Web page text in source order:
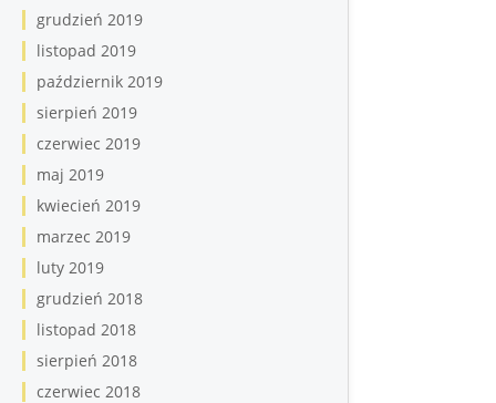
grudzień 2019
listopad 2019
październik 2019
sierpień 2019
czerwiec 2019
maj 2019
kwiecień 2019
marzec 2019
luty 2019
grudzień 2018
listopad 2018
sierpień 2018
czerwiec 2018